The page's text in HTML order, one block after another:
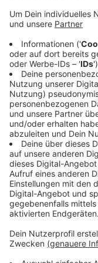
Andrang
Fotowänden
Glückwünsche
fotografieren
bleiben noch bis
Stationen.
Brücke, Alter
Platz, Vohwinkel
Veröffentlicht:
Anzeige